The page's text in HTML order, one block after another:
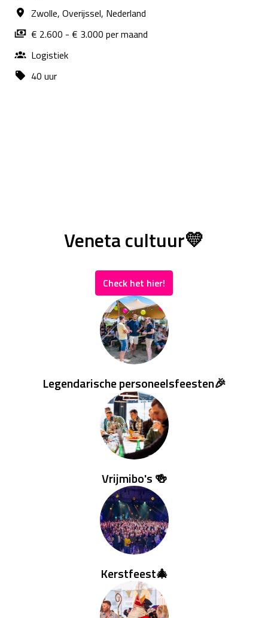
Zwolle, Overijssel, Nederland
€ 2.600 - € 3.000 per maand
Logistiek
40 uur
Veneta cultuur💛
Check het hier!
Legendarische personeelsfeesten🎉
Vrijmibo's 🍻
Kerstfeest🎄